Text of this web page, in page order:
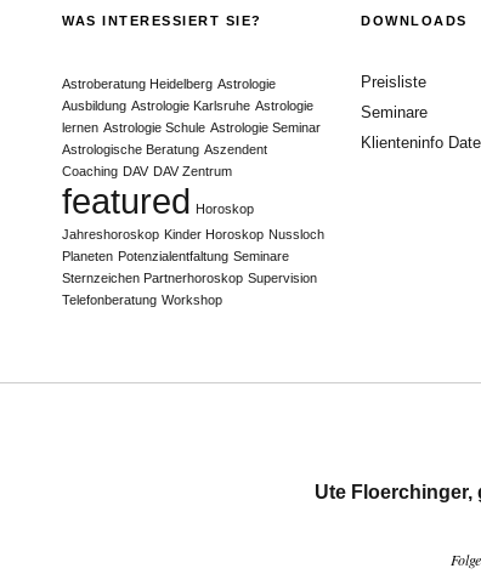
WAS INTERESSIERT SIE?
Astroberatung Heidelberg Astrologie
Ausbildung Astrologie Karlsruhe Astrologie
lernen Astrologie Schule Astrologie Seminar
Astrologische Beratung Aszendent
Coaching DAV DAV Zentrum
featured Horoskop
Jahreshoroskop Kinder Horoskop Nussloch
Planeten Potenzialentfaltung Seminare
Sternzeichen Partnerhoroskop Supervision
Telefonberatung Workshop
DOWNLOADS
Preisliste
Seminare
Klienteninfo
Ute Floerchinger,